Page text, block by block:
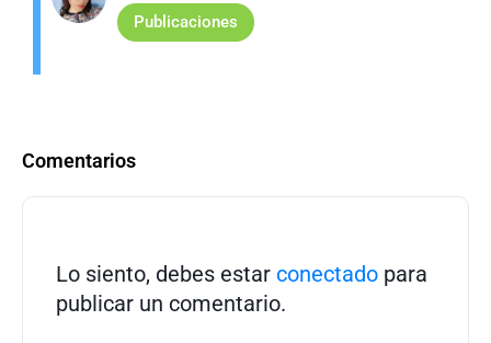
Publicaciones
Comentarios
Lo siento, debes estar conectado para
publicar un comentario.